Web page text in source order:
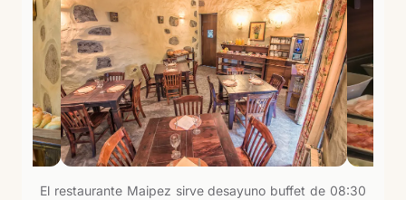
El restaurante Maipez sirve desayuno buffet de 08:30